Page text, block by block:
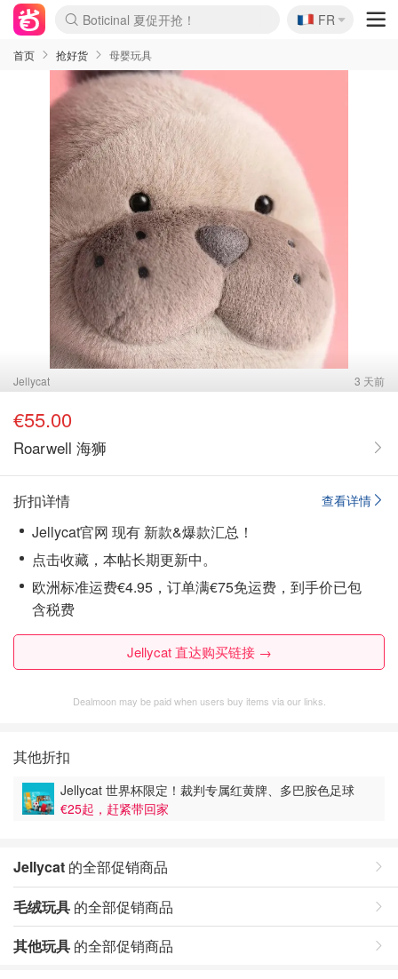
4折！lulu周四疯狂上新
还没结束！&OtherStories大促
Joybuy变相75折 随时失效
速领！Stanley独家85折
疑似霸哥！Camper额外叠85折
Zalando 奥莱闪促！每日更新
Moncler反季囤！5折起+叠9折
Coach Brooklyn仅€192
🇫🇷
FR
首页 抢好货 母婴玩具
Jellycat 3 天前
€55.00
Roarwell 海狮
查看详情
折扣详情
Jellycat官网 现有 新款&爆款汇总！
点击收藏，本帖长期更新中。
欧洲标准运费€4.95，订单满€75免运费，到手价已包
含税费
Jellycat 直达购买链接 →
Dealmoon may be paid when users buy items via our links.
其他折扣
Jellycat 世界杯限定！裁判专属红黄牌、多巴胺色足球
€25起，赶紧带回家
Jellycat 的全部促销商品
毛绒玩具 的全部促销商品
其他玩具 的全部促销商品